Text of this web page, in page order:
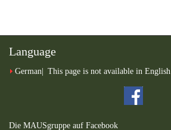
Language
German This page is not available in English
Die MAUSgruppe auf Facebook